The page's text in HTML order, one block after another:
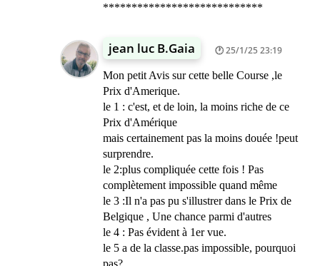
****************************
jean luc B.Gaia 25/1/25 23:19
Mon petit Avis sur cette belle Course ,le
Prix d'Amerique.
le 1 : c'est, et de loin, la moins riche de ce
Prix d'Amérique
mais certainement pas la moins douée !peut
surprendre.
le 2:plus compliquée cette fois ! Pas
complètement impossible quand même
le 3 :Il n'a pas pu s'illustrer dans le Prix de
Belgique , Une chance parmi d'autres
le 4 : Pas évident à 1er vue.
le 5 a de la classe.pas impossible, pourquoi
pas?